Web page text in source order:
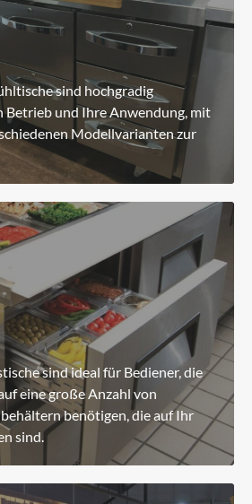
sind hochgradig
Betrieb und Ihre Anwendung, mit
Modellvarianten zur
sind ideal für Bediener, die
eine große Anzahl von
benötigen, die auf Ihr
sind.